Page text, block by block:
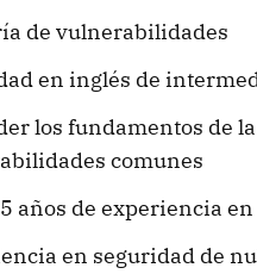
de vulnerabilidades
en inglés de
los fundamentos de
comunes
5 años de experiencia
en seguridad de